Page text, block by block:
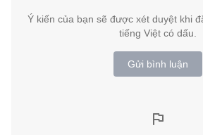
Ý kiến của bạn sẽ được xét duyệt khi
tiếng Việt có dấu.
Gửi bình luận